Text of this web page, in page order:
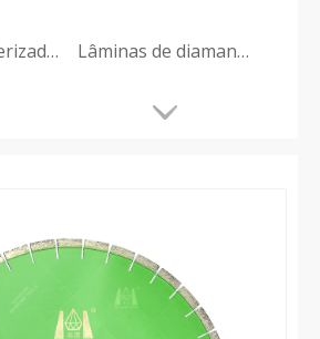
Lâminas Sinterizadas de Diamante com Segmentos Reforçados Lâminas de diamante segmentadas tipo T sinterizadas por prensagem a quente